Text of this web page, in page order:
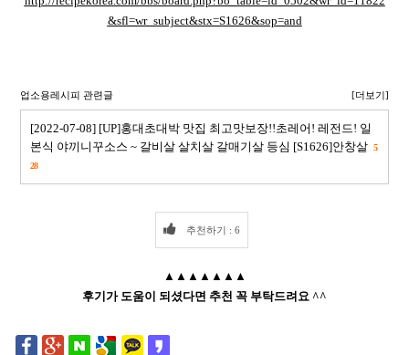
&sfl=wr_subject&stx=S1626&sop=and
업소용레시피 관련글 [더보기]
[2022-07-08] [UP]홍대초대박 맛집 최고맛보장!!초레어! 레전드! 일
본식 야끼니꾸소스 ~ 갈비살 살치살 갈매기살 등심 [S1626]안창살 5
28
추천하기 : 6
▲▲▲▲▲▲▲
후기가 도움이 되셨다면 추천 꼭 부탁드려요 ^^